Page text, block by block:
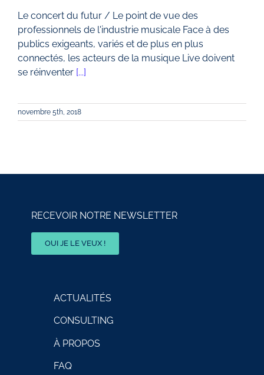
Le concert du futur / Le point de vue des
professionnels de l'industrie musicale Face à des
publics exigeants, variés et de plus en plus
connectés, les acteurs de la musique Live doivent
se réinventer [...]
novembre 5th, 2018
RECEVOIR NOTRE NEWSLETTER
OUI JE LE VEUX !
ACTUALITÉS
CONSULTING
À PROPOS
FAQ